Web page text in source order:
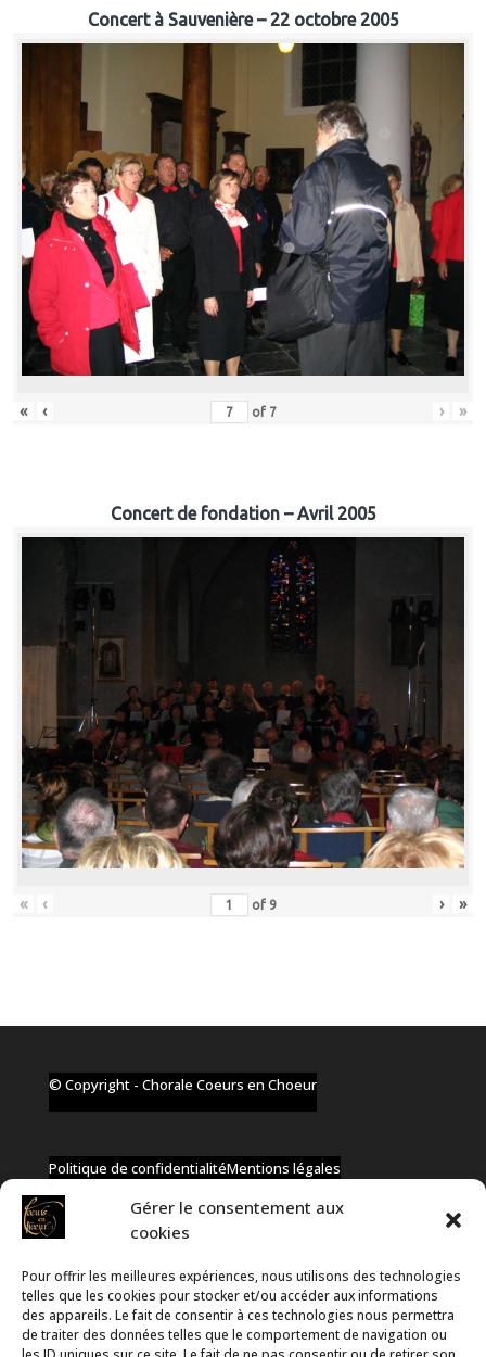
Gérer le consentement aux
cookies
Pour offrir les meilleures expériences, nous utilisons des technologies
telles que les cookies pour stocker et/ou accéder aux informations
des appareils. Le fait de consentir à ces technologies nous permettra
de traiter des données telles que le comportement de navigation ou
Concert à Sauvenière – 22 octobre 2005
« ‹ of 7 › »
Concert de fondation – Avril 2005
« ‹ of 9 › »
© Copyright - Chorale Coeurs en Choeur
Politique de confidentialitéMentions légales
✆ +32 477 91 58 46
✉ infos@coeurs-en-choeur.be